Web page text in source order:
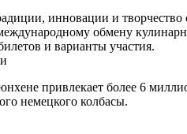
инновации и
обмену
и варианты участия.
привлекает более 6
немецкого колбасы.